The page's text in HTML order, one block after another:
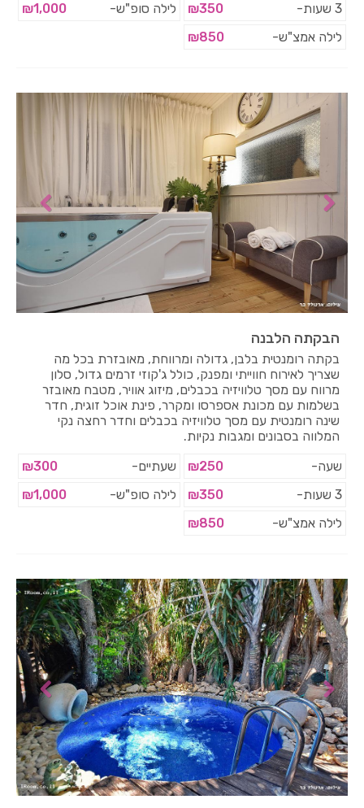
3 שעות-
₪350 לילה סופ"ש-
₪1,000
לילה אמצ"ש-
₪850
הבקתה הלבנה
בקתה רומנטית בלבן, גדולה ומרווחת, מאובזרת בכל מה
שצריך לאירוח חווייתי ומפנק, כולל ג'קוזי זרמים גדול, סלון
מרווח עם מסך טלוויזיה בכבלים, מיזוג אוויר, מטבח מאובזר
בשלמות עם מכונת אספרסו ומקרר, פינת אוכל זוגית, חדר
שינה רומנטית עם מסך טלוויזיה בכבלים וחדר רחצה נקי
המלווה בסבונים ומגבות נקיות.
שעה-
₪250 שעתיים-
₪300
3 שעות-
₪350 לילה סופ"ש-
₪1,000
לילה אמצ"ש-
₪850